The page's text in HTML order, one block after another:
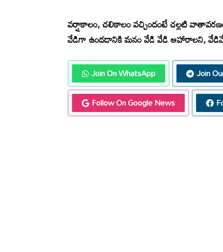
వర్షాకాలం, చలికాలం వచ్చిందంటే చల్లటి
వేడిగా ఉండడానికి మనం వేడి వేడి ఆహారాలని,
Join On WhatsApp
Join
Follow On Google News